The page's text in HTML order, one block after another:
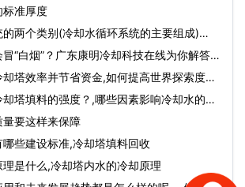
标准厚度
的两个类别(冷却水循环系统的主要组成)…
“白烟”？广东康明冷却科技在线为你解答。
却塔效率并节省资金,如何提高世界探索度…
塔填料的强度？,哪些因素影响冷却水的温
要这样来保障
些建设标准,冷却塔填料回收
是什么,冷却塔内水的冷却原理